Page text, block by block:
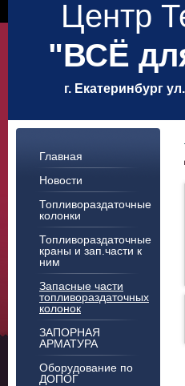
Центр
г. Екатеринбург
"ВСЁ
Главная
Новости
Топливораздаточные
колонки
Топливораздаточные
краны и зап.части к
ним
Запасные части
топливораздаточных
колонок
ЗАПОРНАЯ
АРМАТУРА
Оборудование по
ДОПОГ